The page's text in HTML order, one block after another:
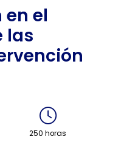
en el
las
250 horas